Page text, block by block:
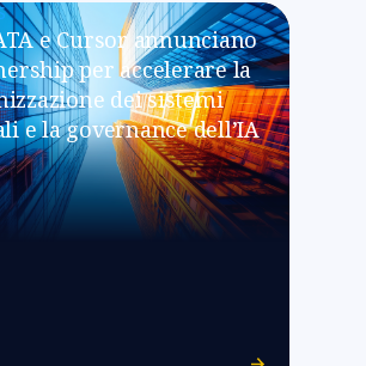
e Cursor annunciano
per accelerare la
dei sistemi
e la governance dell’IA